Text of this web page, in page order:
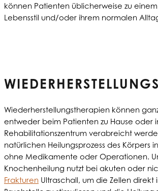
können Patienten üblicherweise zu
Lebensstil und/oder ihrem normalen
Wiederherstellungstherapien können
entweder beim Patienten zu Hause oder
Rehabilitationszentrum verabreicht
natürlichen Heilungsprozess des Körpers
ohne Medikamente oder Operationen.
Knochenheilung nutzt bei akuten oder
Frakturen Ultraschall, um die Zellen